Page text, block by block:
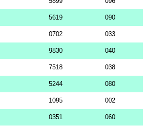
5619 090
0702 033
9830 040
7518 038
5244 080
1095 002
0351 060